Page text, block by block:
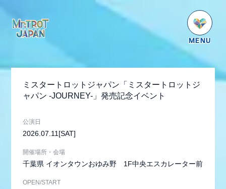
NEWS
SCHEDULE
VIDEO
GOODS
ミスタートロットジャパン「ミスタートロットジ
ャパン -JOURNEY-」発売記念イベント
公演日
2026.07.11 [SAT]
開催場所・会場
千葉県 イオンタウンおゆみ野 1F中央エスカレーター前
OPEN/START